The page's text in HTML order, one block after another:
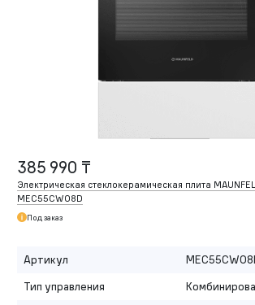
385 990 ₸
Электрическая стеклокерамическая плита
MEC55CW08D
Под заказ
Артикул
Тип управления